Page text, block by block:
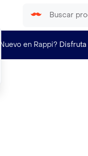
¿Nuevo en Rappi?